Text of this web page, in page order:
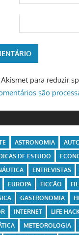
para reduzir
são
ASTRONOMIA
DE ESTUDO
ENTREVISTAS
EUROPA FICÇÃO
GASTRONOMIA
INTERNET LIFE
METEOROLOGIA